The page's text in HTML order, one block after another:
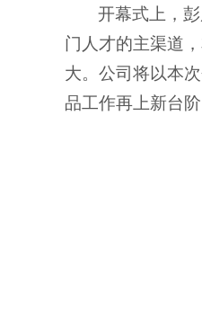
开幕式上，
门人才的主渠道
大。公司将以本
品工作再上新台